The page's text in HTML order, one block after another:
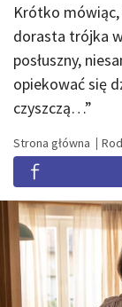
Krótko mówiąc,
dorasta trójka
posłuszny,
opiekować się
czyszczą…”
Strona główna